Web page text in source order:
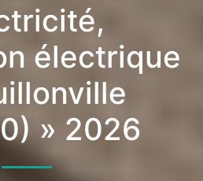
électrique
» 2026